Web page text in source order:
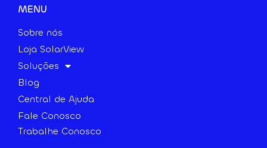
MENU
Sobre nós
Loja SolarView
Soluções
Blog
Central de Ajuda
Fale Conosco
Trabalhe Conosco